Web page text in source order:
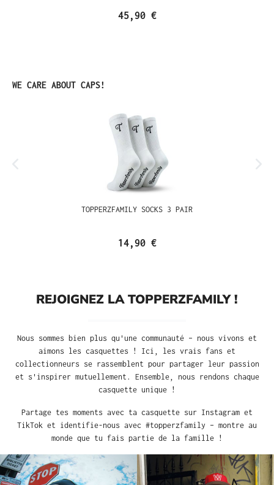
45,90 €
Ignorer la galerie de produits
WE CARE ABOUT CAPS!
TOPPERZFAMILY SOCKS 3 PAIR
14,90 €
REJOIGNEZ LA TOPPERZFAMILY !
Nous sommes bien plus qu'une communauté – nous vivons et
aimons les casquettes ! Ici, les vrais fans et
collectionneurs se rassemblent pour partager leur passion
et s'inspirer mutuellement. Ensemble, nous rendons chaque
casquette unique !
Partage tes moments avec ta casquette sur Instagram et
TikTok et identifie-nous avec #topperzfamily – montre au
monde que tu fais partie de la famille !